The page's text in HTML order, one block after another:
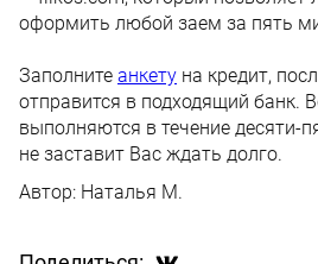
оформить любой заем за пять
Заполните анкету на кредит,
отправится в подходящий банк.
выполняются в течение десяти-
не заставит Вас ждать долго.
Автор: Наталья М.